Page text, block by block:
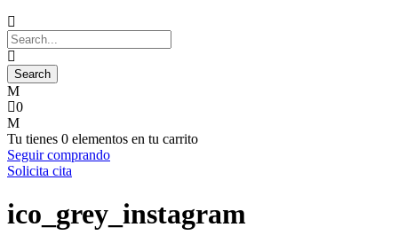
0
Tu tienes 0 elementos en tu carrito
Seguir comprando
Solicita cita
ico_grey_instagram